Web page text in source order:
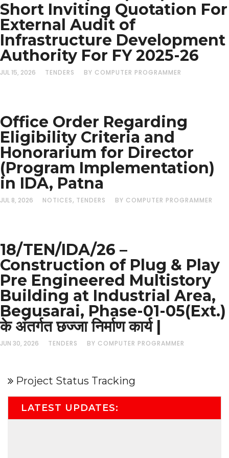
Short Inviting Quotation For
External Audit of
Infrastructure Development
Authority For FY 2025-26
JUL 15, 2026 TENDERS BY COMPUTER PROGRAMMER
Office Order Regarding
Eligibility Criteria and
Honorarium for Director
(Program Implementation)
in IDA, Patna
JUL 8, 2026 NOTICES, TENDERS BY COMPUTER PROGRAMMER
18/TEN/IDA/26 –
Construction of Plug & Play
Pre Engineered Multistory
Building at Industrial Area,
Begusarai, Phase-01-05(Ext.)
के अंतर्गत छज्जा निर्माण कार्य |
JUN 30, 2026 TENDERS BY COMPUTER PROGRAMMER
Project Status Tracking
LATEST UPDATES: